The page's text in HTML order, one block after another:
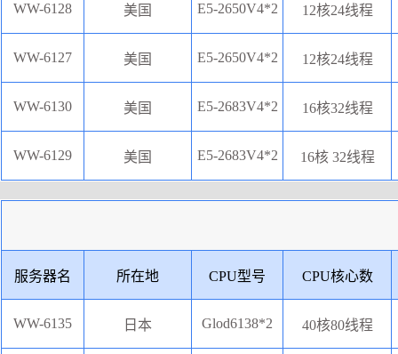
WW-6128 美国 E5-2650V4*2 12核24线程
WW-6127 美国 E5-2650V4*2 12核24线程
WW-6130 美国 E5-2683V4*2 16核32线程
WW-6129 美国 E5-2683V4*2 16核 32线程
服务器名 所在地 CPU型号 CPU核心数
WW-6135 日本 Glod6138*2 40核80线程